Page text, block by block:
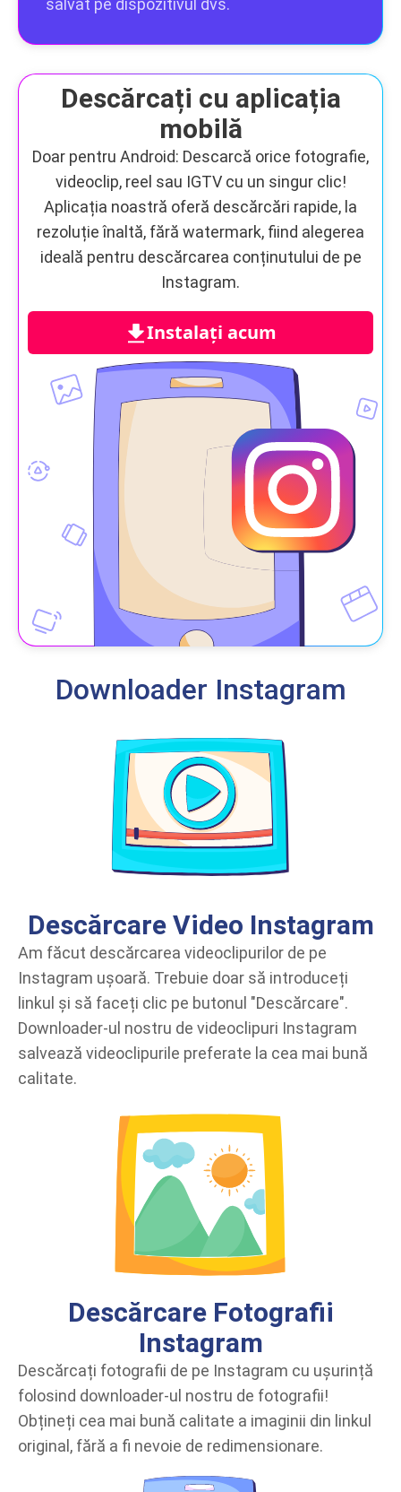
salvat pe dispozitivul dvs.
Descărcați cu aplicația
mobilă
Doar pentru Android: Descarcă orice fotografie,
videoclip, reel sau IGTV cu un singur clic!
Aplicația noastră oferă descărcări rapide, la
rezoluție înaltă, fără watermark, fiind alegerea
ideală pentru descărcarea conținutului de pe
Instagram.
Instalați acum
Downloader Instagram
Descărcare Video Instagram
Am făcut descărcarea videoclipurilor de pe
Instagram ușoară. Trebuie doar să introduceți
linkul și să faceți clic pe butonul "Descărcare".
Downloader-ul nostru de videoclipuri Instagram
salvează videoclipurile preferate la cea mai bună
calitate.
Descărcare Fotografii
Instagram
Descărcați fotografii de pe Instagram cu ușurință
folosind downloader-ul nostru de fotografii!
Obțineți cea mai bună calitate a imaginii din linkul
original, fără a fi nevoie de redimensionare.